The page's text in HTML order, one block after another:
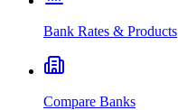
Bank Rates & Products
Compare Banks